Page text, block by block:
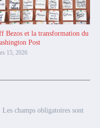
Bezos et la transformation du
Post
15, 2026
Les champs obligatoires sont